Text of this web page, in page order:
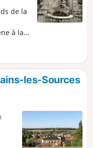
de la
à la
les-Sources